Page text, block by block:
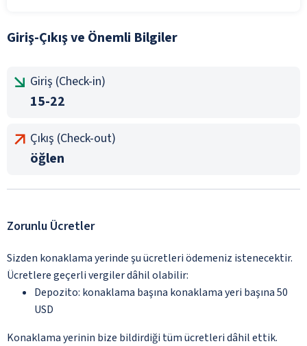
Giriş-Çıkış ve Önemli Bilgiler
Giriş (Check-in)
15-22
Çıkış (Check-out)
öğlen
Zorunlu Ücretler
Sizden konaklama yerinde şu ücretleri ödemeniz istenecektir.
Ücretlere geçerli vergiler dâhil olabilir:
Depozito: konaklama başına konaklama yeri başına 50
USD
Konaklama yerinin bize bildirdiği tüm ücretleri dâhil ettik.